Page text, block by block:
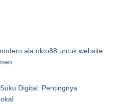
ala okto88 untuk website
Digital: Pentingnya